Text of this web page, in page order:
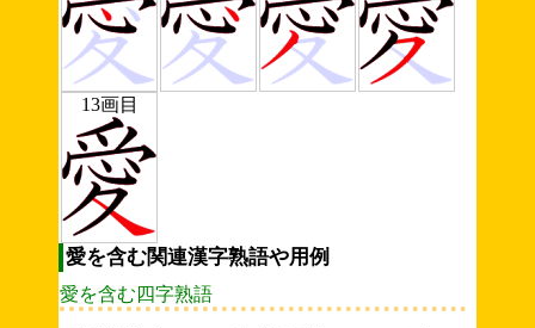
13画目
愛を含む関連漢字熟語や用例
愛を含む四字熟語